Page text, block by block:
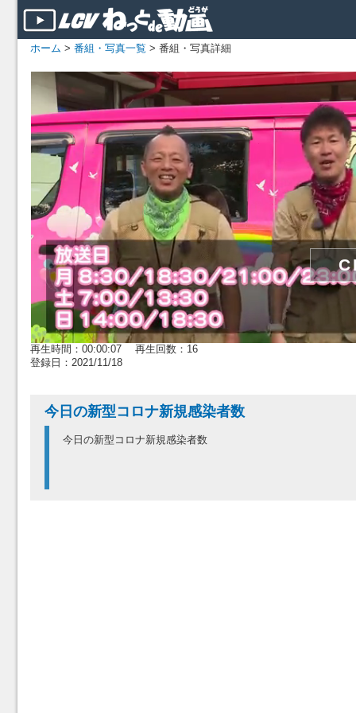
ホーム > 番組・写真一覧 > 番組・写真詳細
再生時間：00:00:07 再生回数：16
登録日：2021/11/18
今日の新型コロナ新規感染者数
今日の新型コロナ新規感染者数